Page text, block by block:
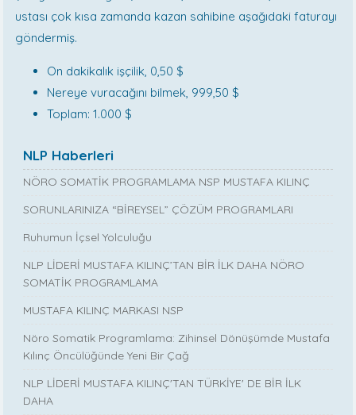
ustası çok kısa zamanda kazan sahibine aşağıdaki faturayı
göndermiş.
On dakikalık işçilik, 0,50 $
Nereye vuracağını bilmek, 999,50 $
Toplam: 1.000 $
NLP Haberleri
NÖRO SOMATİK PROGRAMLAMA NSP MUSTAFA KILINÇ
SORUNLARINIZA “BİREYSEL” ÇÖZÜM PROGRAMLARI
Ruhumun İçsel Yolculuğu
NLP LİDERİ MUSTAFA KILINÇ’TAN BİR İLK DAHA NÖRO
SOMATİK PROGRAMLAMA
MUSTAFA KILINÇ MARKASI NSP
Nöro Somatik Programlama: Zihinsel Dönüşümde Mustafa
Kılınç Öncülüğünde Yeni Bir Çağ
NLP LİDERİ MUSTAFA KILINÇ'TAN TÜRKİYE' DE BİR İLK
DAHA